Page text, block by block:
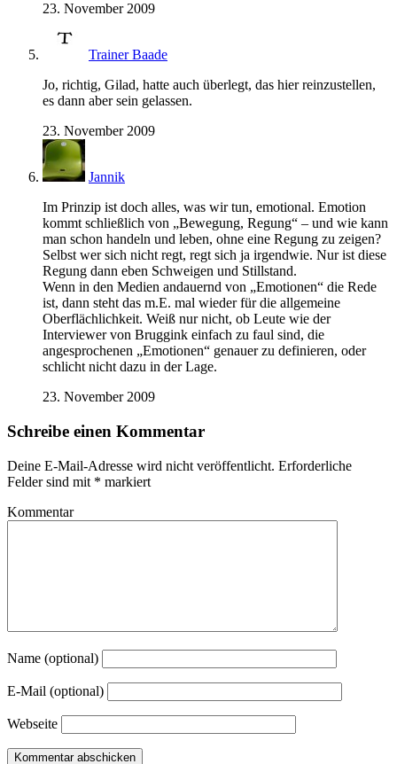
23. November 2009
Trainer Baade
Jo, richtig, Gilad, hatte auch überlegt, das hier reinzustellen,
es dann aber sein gelassen.
23. November 2009
Jannik
Im Prinzip ist doch alles, was wir tun, emotional. Emotion
kommt schließlich von „Bewegung, Regung“ – und wie kann
man schon handeln und leben, ohne eine Regung zu zeigen?
Selbst wer sich nicht regt, regt sich ja irgendwie. Nur ist diese
Regung dann eben Schweigen und Stillstand.
Wenn in den Medien andauernd von „Emotionen“ die Rede
ist, dann steht das m.E. mal wieder für die allgemeine
Oberflächlichkeit. Weiß nur nicht, ob Leute wie der
Interviewer von Bruggink einfach zu faul sind, die
angesprochenen „Emotionen“ genauer zu definieren, oder
schlicht nicht dazu in der Lage.
23. November 2009
Schreibe einen Kommentar
Deine E-Mail-Adresse wird nicht veröffentlicht. Erforderliche
Felder sind mit * markiert
Kommentar
Name (optional)
E-Mail (optional)
Webseite